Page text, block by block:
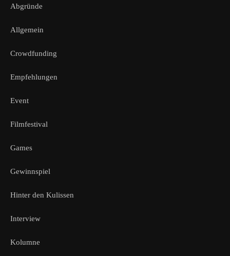
Abgründe
Allgemein
Crowdfunding
Empfehlungen
Event
Filmfestival
Games
Gewinnspiel
Hinter den Kulissen
Interview
Kolumne